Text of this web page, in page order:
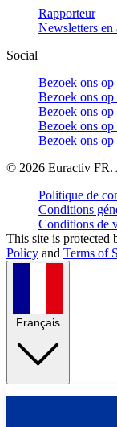
Rapporteur
Newsletters en
Social
Bezoek ons
Bezoek ons
Bezoek ons op
Bezoek ons op
Bezoek ons
© 2026 Euractiv FR.
Politique de
Conditions
Conditions de
This site is
Policy and Terms of
Français